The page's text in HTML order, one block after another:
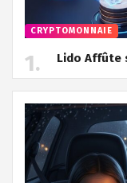
CRYPTOMONNAIE
Lido Affûte